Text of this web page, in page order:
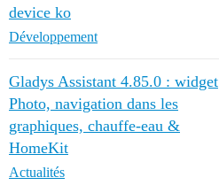
device ko
Développement
Gladys Assistant 4.85.0 : widget
Photo, navigation dans les
graphiques, chauffe-eau &
HomeKit
Actualités